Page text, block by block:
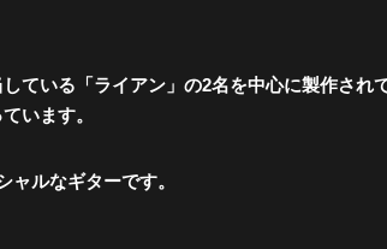
ている「ライアン」の2名を中心に製作され
います。
ルなギターです。